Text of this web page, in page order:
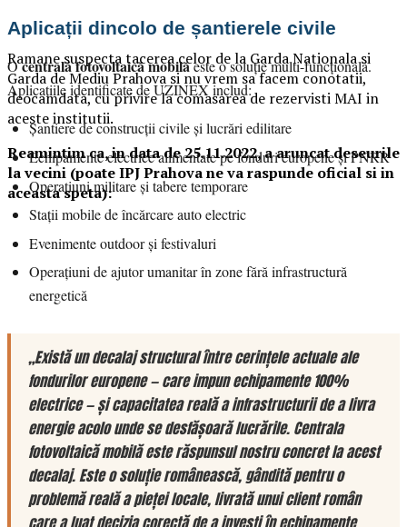
Ramane suspecta tacerea celor de la Garda Nationala si
Garda de Mediu Prahova si nu vrem sa facem conotatii,
deocamdata, cu privire la comasarea de rezervisti MAI in
aceste institutii.
Reamintim ca, in data de 25.11.2022, a aruncat deseurile
la vecini (poate IPJ Prahova ne va raspunde oficial si in
aceasta speta):
Aplicații dincolo de șantierele civile
Ocentrală fotovoltaică mobilăeste o soluție multi-funcțională.
Aplicațiile identificate de UZINEX includ:
Șantiere de construcții civile și lucrări edilitare
Echipamente electrice alimentate pe fonduri europene și PNRR
Operațiuni militare și tabere temporare
Stații mobile de încărcare auto electric
Evenimente outdoor și festivaluri
Operațiuni de ajutor umanitar în zone fără infrastructură
energetică
„Există un decalaj structural între cerințele actuale ale
fondurilor europene — care impun echipamente 100%
electrice — și capacitatea reală a infrastructurii de a livra
energie acolo unde se desfășoară lucrările. Centrala
fotovoltaică mobilă este răspunsul nostru concret la acest
decalaj. Este o soluție românească, gândită pentru o
problemă reală a pieței locale, livrată unui client român
care a luat decizia corectă de a investi în echipamente